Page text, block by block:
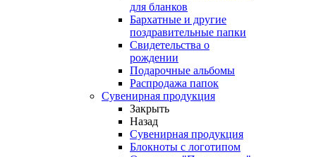
для бланков
Бархатные и другие
поздравительные папки
Свидетельства о
рождении
Подарочные альбомы
Распродажа папок
Сувенирная продукция
Закрыть
Назад
Сувенирная продукция
Блокноты с логотипом